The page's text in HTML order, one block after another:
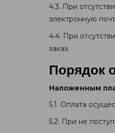
4.3. При
электронную
4.4. При
заказ.
Порядок
Наложенным
5.1. Оплата
5.2. При не